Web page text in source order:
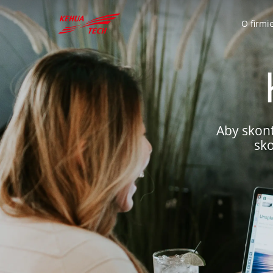
O
Dla domów
Do pobrania
中文
Global
English
Aby